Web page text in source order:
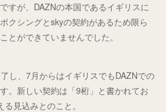
すが、DAZNの本国であるイギリスに
クシングとskyの契約があるため限ら
とができていませんでした。
し、7月からはイギリスでもDAZNでの
。新しい契約は「9桁」と書かれてお
見込みとのこと。